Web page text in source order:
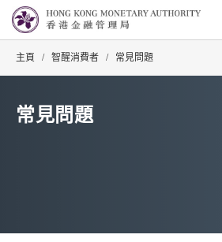
主頁 / 智醒消費者 / 常見問題
常見問題